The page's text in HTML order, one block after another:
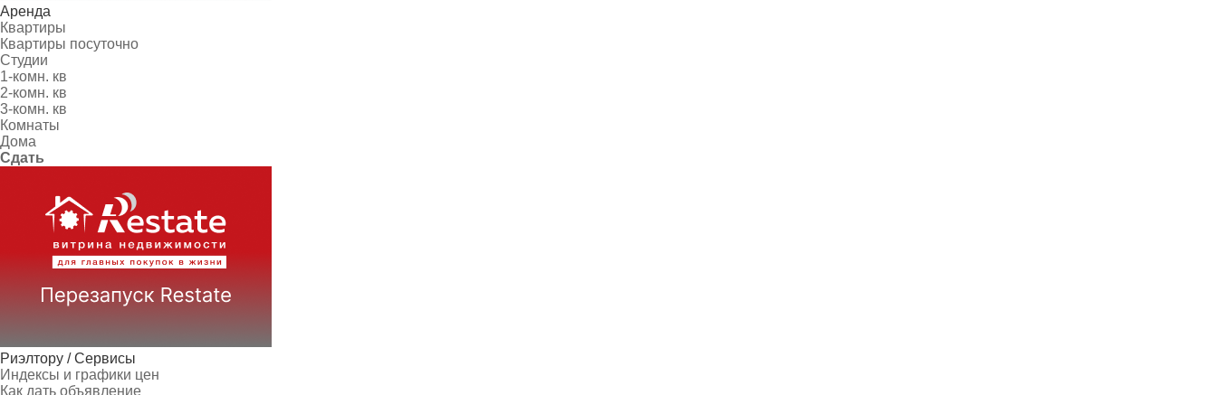
Аренда
Квартиры
Квартиры посуточно
Студии
1-комн. кв
2-комн. кв
3-комн. кв
Комнаты
Дома
Сдать
Риэлтору / Сервисы
Индексы и графики цен
Как дать объявление